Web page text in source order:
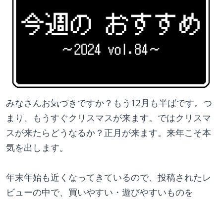
みなさんお気づきですか？もう12月も半ばです。つ
まり、もうすぐクリスマスが来ます。ではクリスマ
スが来たらどうなるか？正月が来ます。来年こそ本
気を出します。
年末年始も近くなってきているので、投稿されたレ
ビューの中で、買いやすい・遊びやすいものを